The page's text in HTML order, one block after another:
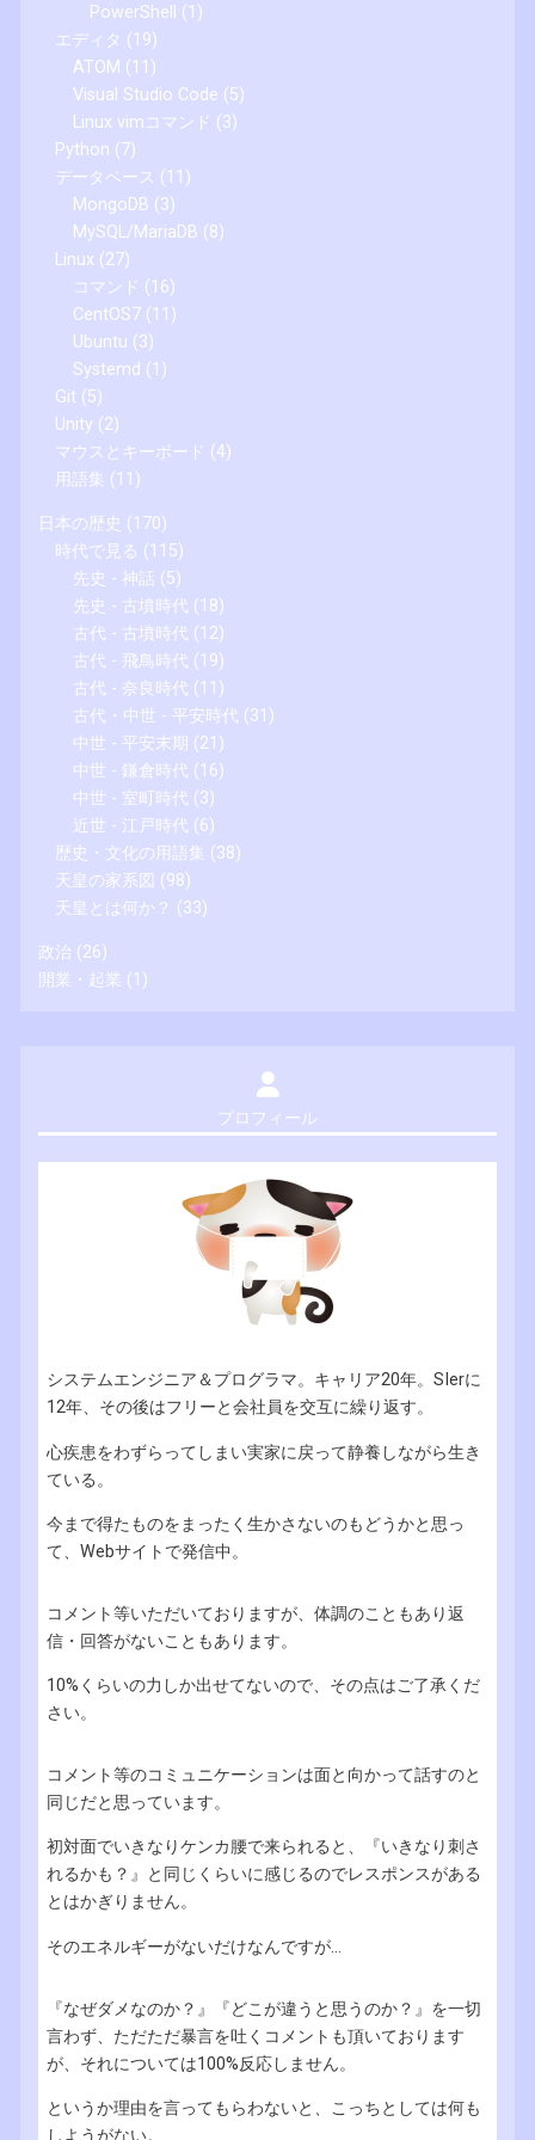
PowerShell
(1)
エディタ (19)
ATOM (11)
Visual Studio Code (5)
Linux vimコマンド (3)
Python (7)
データベース (11)
MongoDB (3)
MySQL/MariaDB (8)
Linux (27)
コマンド (16)
CentOS7(11)
Ubuntu (3)
Systemd (1)
Git (5)
Unity (2)
マウスとキーボード (4)
用語集 (11)
日本の歴史 (170)
時代で見る (115)
先史 - 神話 (5)
先史 - 古墳時代 (18)
古代 - 古墳時代 (12)
古代 - 飛鳥時代 (19)
古代 - 奈良時代 (11)
古代・中世 - 平安時代 (31)
中世 - 平安末期 (21)
中世 - 鎌倉時代 (16)
中世 - 室町時代 (3)
近世 - 江戸時代 (6)
歴史・文化の用語集 (38)
天皇の家系図 (98)
天皇とは何か？ (33)
政治 (26)
開業・起業 (1)
プロフィール
システムエンジニア＆プログラマ。キャリア20年。SIerに
12年、その後はフリーと会社員を交互に繰り返す。
心疾患をわずらってしまい実家に戻って静養しながら生き
ている。
今まで得たものをまったく生かさないのもどうかと思っ
て、Webサイトで発信中。
コメント等いただいておりますが、体調のこともあり返
信・回答がないこともあります。
10%くらいの力しか出せてないので、その点はご了承くだ
さい。
コメント等のコミュニケーションは面と向かって話すのと
同じだと思っています。
初対面でいきなりケンカ腰で来られると、『いきなり刺さ
れるかも？』と同じくらいに感じるのでレスポンスがある
とはかぎりません。
そのエネルギーがないだけなんですが...
『なぜダメなのか？』『どこが違うと思うのか？』を一切
言わず、ただただ暴言を吐くコメントも頂いております
が、それについては100%反応しません。
というか理由を言ってもらわないと、こっちとしては何も
しようがない。